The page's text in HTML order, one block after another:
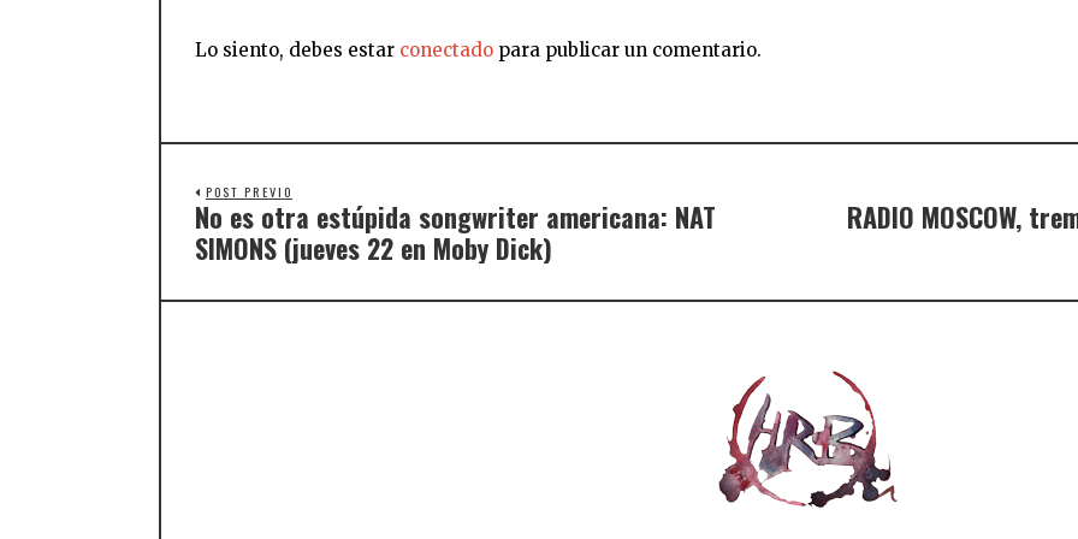
Lo siento, debes estar conectado para publicar un comentario.
POST PREVIO
No es otra estúpida songwriter americana: NAT
SIMONS (jueves 22 en Moby Dick)
RADIO MOSCOW,